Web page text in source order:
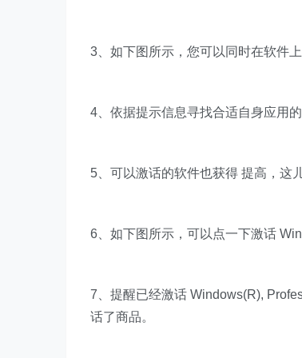
3、如下图所示，您可以同时在软件
4、依据提示信息寻找合适自身应用
5、可以激话的软件也获得 提高，这
6、如下图所示，可以点一下激话
7、提醒已经激话 Windows(R),
话了商品。